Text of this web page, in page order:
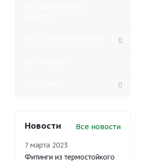
Новости Все новости
7 марта 2023
Фитинги из термостойкого